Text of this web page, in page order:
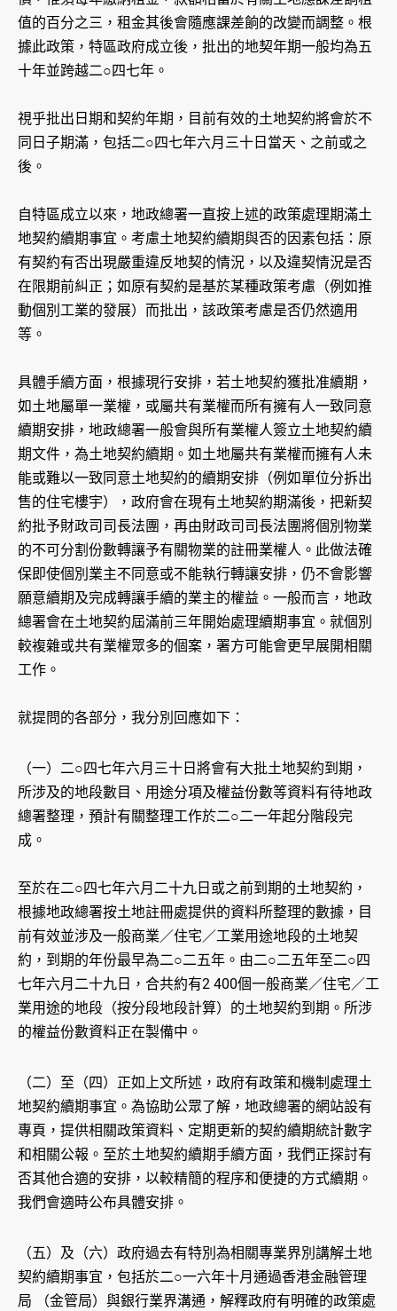
值的百分之三，租金其後會隨應課差餉的改變而調整。根
據此政策，特區政府成立後，批出的地契年期一般均為五
十年並跨越二○四七年。
視乎批出日期和契約年期，目前有效的土地契約將會於不
同日子期滿，包括二○四七年六月三十日當天、之前或之
後。
自特區成立以來，地政總署一直按上述的政策處理期滿土
地契約續期事宜。考慮土地契約續期與否的因素包括：原
有契約有否出現嚴重違反地契的情況，以及違契情況是否
在限期前糾正；如原有契約是基於某種政策考慮（例如推
動個別工業的發展）而批出，該政策考慮是否仍然適用
等。
具體手續方面，根據現行安排，若土地契約獲批准續期，
如土地屬單一業權，或屬共有業權而所有擁有人一致同意
續期安排，地政總署一般會與所有業權人簽立土地契約續
期文件，為土地契約續期。如土地屬共有業權而擁有人未
能或難以一致同意土地契約的續期安排（例如單位分拆出
售的住宅樓宇），政府會在現有土地契約期滿後，把新契
約批予財政司司長法團，再由財政司司長法團將個別物業
的不可分割份數轉讓予有關物業的註冊業權人。此做法確
保即使個別業主不同意或不能執行轉讓安排，仍不會影響
願意續期及完成轉讓手續的業主的權益。一般而言，地政
總署會在土地契約屆滿前三年開始處理續期事宜。就個別
較複雜或共有業權眾多的個案，署方可能會更早展開相關
工作。
就提問的各部分，我分別回應如下：
（一）二○四七年六月三十日將會有大批土地契約到期，
所涉及的地段數目、用途分項及權益份數等資料有待地政
總署整理，預計有關整理工作於二○二一年起分階段完
成。
至於在二○四七年六月二十九日或之前到期的土地契約，
根據地政總署按土地註冊處提供的資料所整理的數據，目
前有效並涉及一般商業／住宅／工業用途地段的土地契
約，到期的年份最早為二○二五年。由二○二五年至二○四
七年六月二十九日，合共約有2 400個一般商業／住宅／工
業用途的地段（按分段地段計算）的土地契約到期。所涉
的權益份數資料正在製備中。
（二）至（四）正如上文所述，政府有政策和機制處理土
地契約續期事宜。為協助公眾了解，地政總署的網站設有
專頁，提供相關政策資料、定期更新的契約續期統計數字
和相關公報。至於土地契約續期手續方面，我們正探討有
否其他合適的安排，以較精簡的程序和便捷的方式續期。
我們會適時公布具體安排。
（五）及（六）政府過去有特別為相關專業界別講解土地
契約續期事宜，包括於二○一六年十月通過香港金融管理
局 （金管局）與銀行業界溝通，解釋政府有明確的政策處